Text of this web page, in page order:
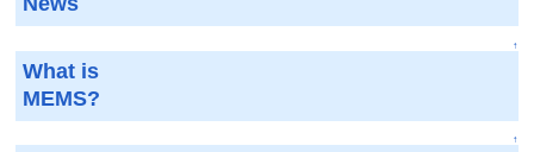
↑
What is
MEMS?
↑